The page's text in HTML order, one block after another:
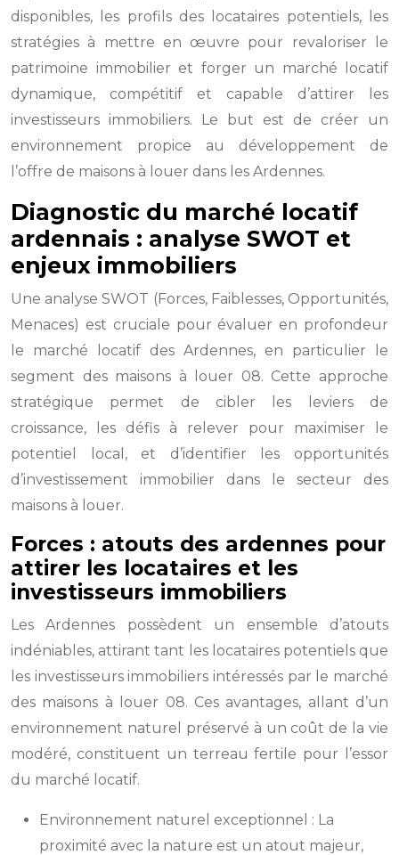
disponibles, les profils des locataires potentiels, les
stratégies à mettre en œuvre pour revaloriser le
patrimoine immobilier et forger un marché locatif
dynamique, compétitif et capable d’attirer les
investisseurs immobiliers. Le but est de créer un
environnement propice au développement de
l’offre de maisons à louer dans les Ardennes.
Diagnostic du marché locatif
ardennais : analyse SWOT et
enjeux immobiliers
Une analyse SWOT (Forces, Faiblesses, Opportunités,
Menaces) est cruciale pour évaluer en profondeur
le marché locatif des Ardennes, en particulier le
segment des maisons à louer 08. Cette approche
stratégique permet de cibler les leviers de
croissance, les défis à relever pour maximiser le
potentiel local, et d’identifier les opportunités
d’investissement immobilier dans le secteur des
maisons à louer.
Forces : atouts des ardennes pour
attirer les locataires et les
investisseurs immobiliers
Les Ardennes possèdent un ensemble d’atouts
indéniables, attirant tant les locataires potentiels que
les investisseurs immobiliers intéressés par le marché
des maisons à louer 08. Ces avantages, allant d’un
environnement naturel préservé à un coût de la vie
modéré, constituent un terreau fertile pour l’essor
du marché locatif.
Environnement naturel exceptionnel : La
proximité avec la nature est un atout majeur,